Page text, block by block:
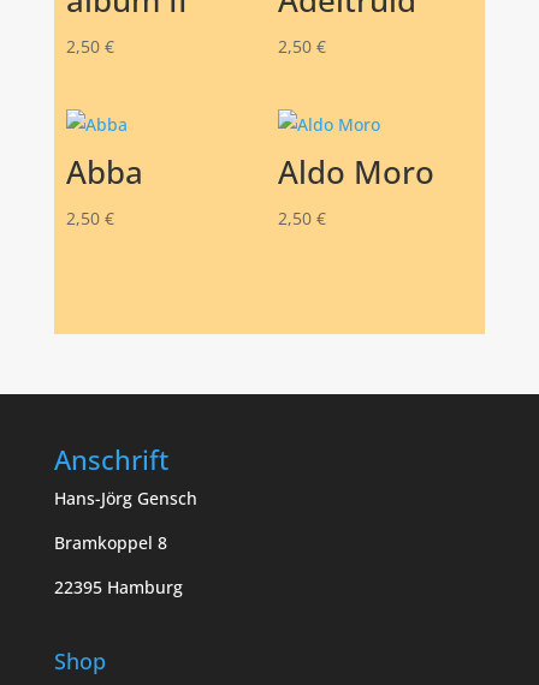
2,50 € 2,50 €
Abba
2,50 €
Aldo Moro
2,50 €
Anschrift
Hans-Jörg Gensch
Bramkoppel 8
22395 Hamburg
Shop